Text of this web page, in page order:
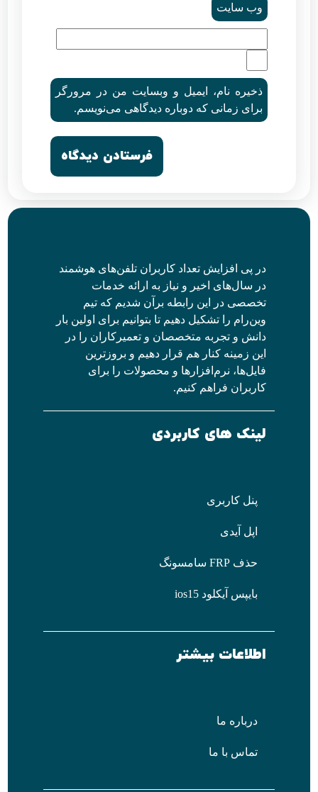
وب‌ سایت
ذخیره نام، ایمیل و وبسایت من در مرورگر
برای زمانی که دوباره دیدگاهی می‌نویسم.
در پی افزایش تعداد کاربران تلفن‌های هوشمند
در سال‌های اخیر و نیاز به ارائه خدمات
تخصصی در این رابطه برآن شدیم که تیم
وین‌رام را تشکیل دهیم تا بتوانیم برای اولین بار
دانش و تجربه متخصصان و تعمیرکاران را در
این زمینه کنار هم قرار دهیم و بروزترین
فایل‌ها، نرم‌افزارها و محصولات را برای
کاربران فراهم کنیم.
لینک های کاربردی
پنل کاربری
اپل آیدی
حذف FRP سامسونگ
بایپس آیکلود ios15
اطلاعات بیشتر
درباره ما
تماس با ما